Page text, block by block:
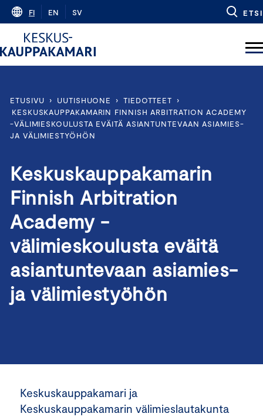
Skip
content
FI EN SV ETSI
ETUSIVU › UUTISHUONE › TIEDOTTEET
›
KESKUSKAUPPAKAMARIN FINNISH ARBITRATION ACADEMY
-VÄLIMIESKOULUSTA EVÄITÄ ASIANTUNTEVAAN ASIAMIES-
JA VÄLIMIESTYÖHÖN
Keskuskauppakamarin
Finnish Arbitration
Academy -
välimieskoulusta eväitä
asiantuntevaan asiamies-
ja välimiestyöhön
Keskuskauppakamari ja
Keskuskauppakamarin välimieslautakunta